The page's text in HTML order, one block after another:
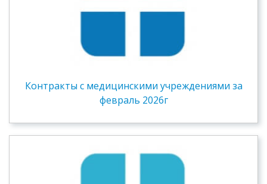
Контракты c медицинскими учреждениями за
февраль 2026г